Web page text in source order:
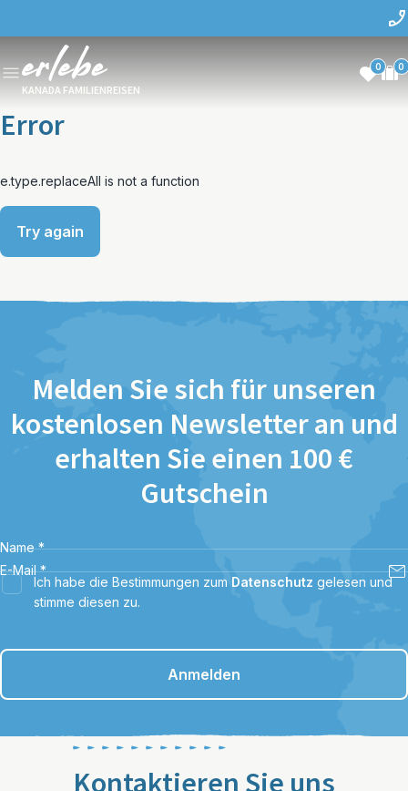
KANADA FAMILIENREISEN
0 0
Error
e.type.replaceAll is not a function
Try again
Melden Sie sich für unseren
kostenlosen Newsletter an und
erhalten Sie einen 100 €
Gutschein
Name *
E-Mail *
Ich habe die Bestimmungen zum Datenschutz gelesen und
stimme diesen zu.
Anmelden